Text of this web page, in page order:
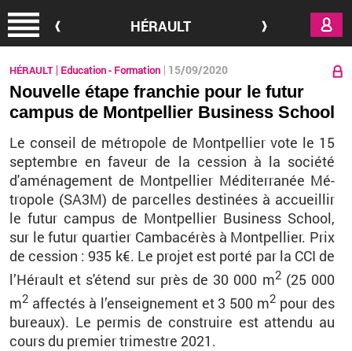
HÉRAULT
HÉRAULT Education - Formation 15/09/2020
Nouvelle étape franchie pour le futur
campus de Montpellier Business School
Le conseil de mé­tro­pole de Mont­pel­lier vote le 15
sep­tembre en fa­veur de la ces­sion à la so­ciété
d'amé­na­ge­ment de Mont­pel­lier Mé­di­ter­ra­née Mé­
tro­pole (SA3M) de par­celles des­ti­nées à ac­cueillir
le futur cam­pus de Mont­pel­lier Bu­si­ness School,
sur le futur quar­tier Cam­ba­cé­rès à Mont­pel­lier. Prix
de ces­sion : 935 k€. Le pro­jet est porté par la CCI de
l’Hé­rault et s'étend sur près de 30 000 m2(25 000
m2 af­fec­tés à l’en­sei­gne­ment et 3 500 m2 pour des
bu­reaux). Le per­mis de construire est at­tendu au
cours du pre­mier tri­mestre 2021.